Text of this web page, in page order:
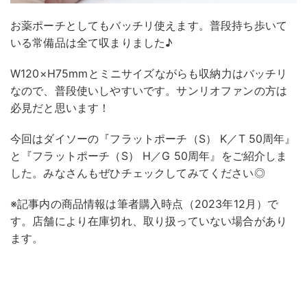
お薬ポーチとしてもバッチリ使えます。普段持ち歩いて
いる常備品は全て収まりました♪
W120×H75mmとミニサイズながらも収納力はバッチリ
なので、普段使いしやすいです。サンリオファンの方は
必見だと思います！
今回はダイソーの『フラットポーチ（S） K／T 50周年』
と『フラットポーチ（S） H／G 50周年』をご紹介しま
した。みなさんもぜひチェックしてみてください◎
※記事内の商品情報は筆者購入時点（2023年12月）で
す。店舗により在庫切れ、取り扱っていない場合があり
ます。